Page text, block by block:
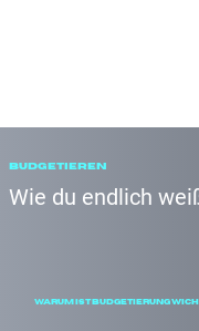
Wie du endlich
Budgetieren
Warum ist Budgetierung